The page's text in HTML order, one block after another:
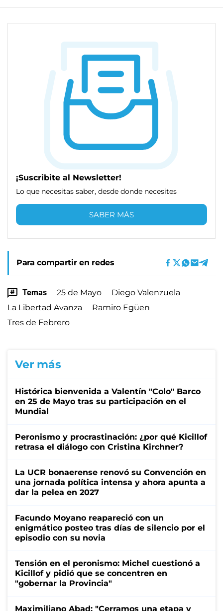
¡Suscribite al Newsletter!
Lo que necesitas saber, desde donde necesites
SABER MÁS
Para compartir en redes
Temas 25 de Mayo
Diego Valenzuela
La Libertad Avanza
Ramiro Egüen
Tres de Febrero
Ver más
Histórica bienvenida a Valentín "Colo" Barco
en 25 de Mayo tras su participación en el
Mundial
Peronismo y procrastinación: ¿por qué Kicillof
retrasa el diálogo con Cristina Kirchner?
La UCR bonaerense renovó su Convención en
una jornada política intensa y ahora apunta a
dar la pelea en 2027
Facundo Moyano reapareció con un
enigmático posteo tras días de silencio por el
episodio con su novia
Tensión en el peronismo: Michel cuestionó a
Kicillof y pidió que se concentren en
"gobernar la Provincia"
Maximiliano Abad: "Cerramos una etapa y